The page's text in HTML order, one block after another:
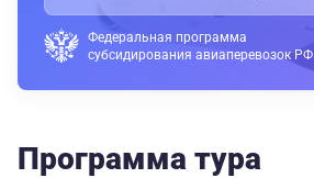
Федеральная программа
субсидирования авиаперевозок РФ
Программа тура